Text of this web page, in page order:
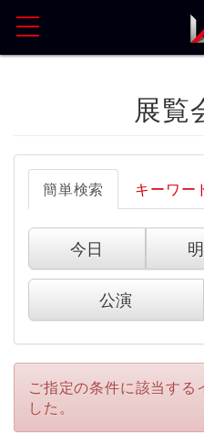
MENU
展覧
簡単検索 キーワー
今日
公演
ご指定の条件に該当す
した。